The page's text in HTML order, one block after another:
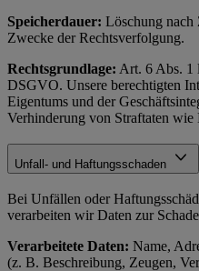
Speicherdauer: Löschung
Zwecke der Rechtsverfolgung.
Rechtsgrundlage: Art. 6 Abs.
DSGVO. Unsere berechtigten
Eigentums und der
Verhinderung von Straftaten wie
Unfall- und Haftungsschaden
Bei Unfällen oder
verarbeiten wir Daten zur
Verarbeitete Daten: Name,
(z. B. Beschreibung, Zeugen,